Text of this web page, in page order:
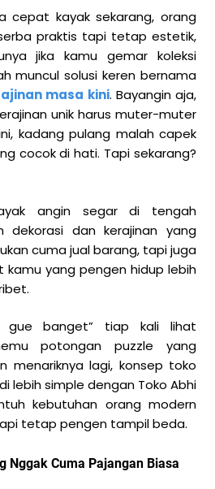
cepat kayak sekarang, orang
praktis tapi tetap estetik,
jika kamu gemar koleksi
muncul solusi keren bernama
masa kini. Bayangin aja,
unik harus muter-muter
kadang pulang malah capek
cocok di hati. Tapi sekarang?
angin segar di tengah
dekorasi dan kerajinan yang
cuma jual barang, tapi juga
kamu yang pengen hidup lebih
gue banget” tiap kali lihat
potongan puzzle yang
menariknya lagi, konsep toko
lebih simple dengan Toko Abhi
kebutuhan orang modern
tetap pengen tampil beda.
Nggak Cuma Pajangan Biasa